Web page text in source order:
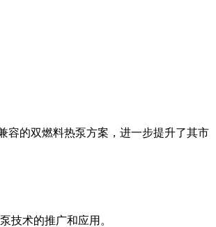
容的双燃料热泵方案，进一步提升了其市
技术的推广和应用。